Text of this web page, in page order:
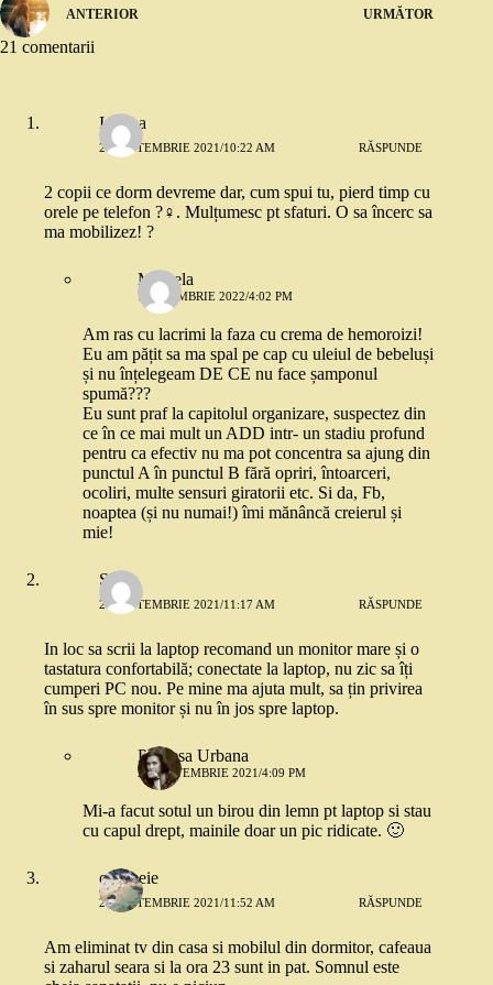
ANTERIOR URMĂTOR
21 comentarii
Iuliana
23 SEPTEMBRIE 2021/10:22 AM RĂSPUNDE
2 copii ce dorm devreme dar, cum spui tu, pierd timp cu
orele pe telefon ?‍♀️. Mulțumesc pt sfaturi. O sa încerc sa
ma mobilizez! ?
Mihaela
7 NOIEMBRIE 2022/4:02 PM
Am ras cu lacrimi la faza cu crema de hemoroizi!
Eu am pățit sa ma spal pe cap cu uleiul de bebeluși
și nu înțelegeam DE CE nu face șamponul
spumă???
Eu sunt praf la capitolul organizare, suspectez din
ce în ce mai mult un ADD intr- un stadiu profund
pentru ca efectiv nu ma pot concentra sa ajung din
punctul A în punctul B fără opriri, întoarceri,
ocoliri, multe sensuri giratorii etc. Si da, Fb,
noaptea (și nu numai!) îmi mănâncă creierul și
mie!
Silvia
23 SEPTEMBRIE 2021/11:17 AM RĂSPUNDE
In loc sa scrii la laptop recomand un monitor mare și o
tastatura confortabilă; conectate la laptop, nu zic sa îți
cumperi PC nou. Pe mine ma ajuta mult, sa țin privirea
în sus spre monitor și nu în jos spre laptop.
Printesa Urbana
23 SEPTEMBRIE 2021/4:09 PM
Mi-a facut sotul un birou din lemn pt laptop si stau
cu capul drept, mainile doar un pic ridicate. 🙂
o femeie
23 SEPTEMBRIE 2021/11:52 AM RĂSPUNDE
Am eliminat tv din casa si mobilul din dormitor, cafeaua
si zaharul seara si la ora 23 sunt in pat. Somnul este